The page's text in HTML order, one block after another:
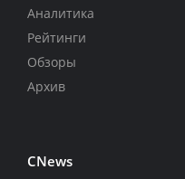
Аналитика
Рейтинги
Обзоры
Архив
CNews